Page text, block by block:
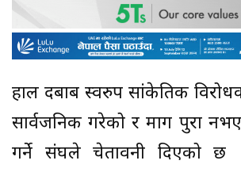
हाल दबाब स्वरुप सांकेतिक
सार्वजनिक गरेको र माग पुरा
गर्ने संघले चेतावनी दिएको